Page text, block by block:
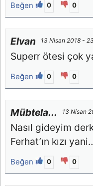
Beğen 0 0
Elvan 13 Nisan 2018 -
Superr ötesi çok
Beğen 0 0
Mübtela... 13 Nisan
Nasıl gideyim
Ferhat’ın kızı
Beğen 0 0